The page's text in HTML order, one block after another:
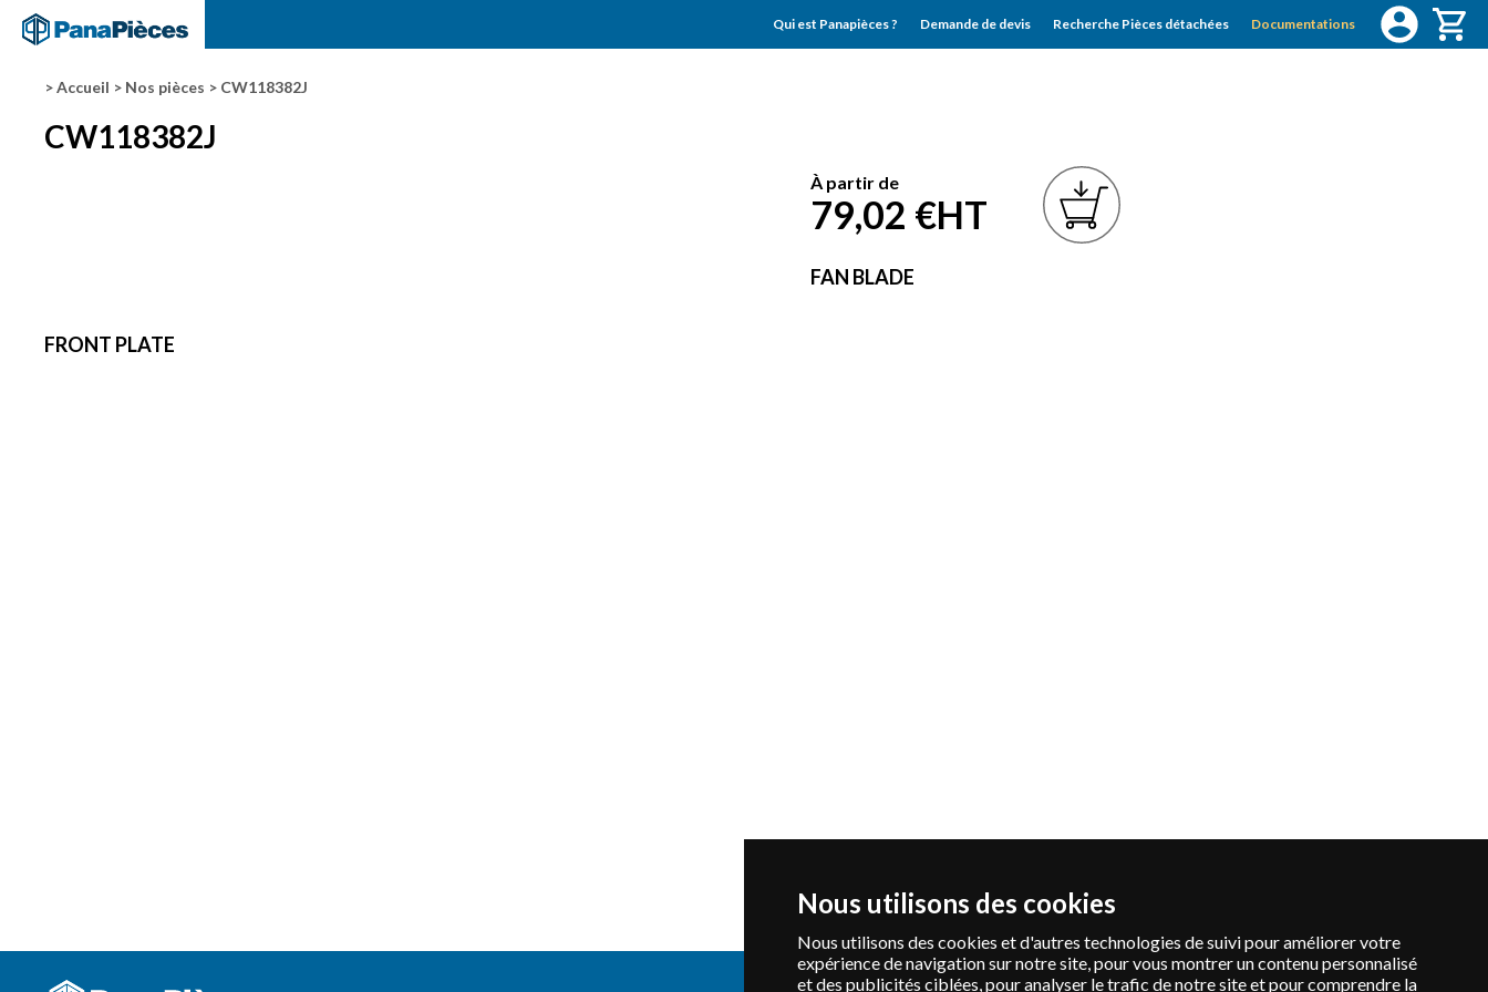
Nous utilisons des cookies
Nous utilisons des cookies et d'autres technologies de suivi pour améliorer votre
expérience de navigation sur notre site, pour vous montrer un contenu personnalisé
et des publicités ciblées, pour analyser le trafic de notre site et pour comprendre la
Qui est Panapièces ? Demande de devis Recherche Pièces détachées Documentations
> Accueil > Nos pièces > CW118382J
CW118382J
À partir de
79,02 €HT
FAN BLADE
FRONT PLATE